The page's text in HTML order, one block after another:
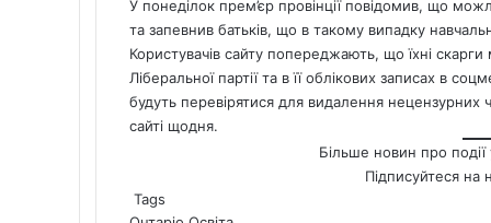
У понеділок прем’єр провінції повідомив, що
та запевнив батьків, що в такому випадку
Користувачів сайту попереджають, що їхні
Ліберальної партії та в її облікових записах в
будуть перевірятися для видалення нецензурних
сайті щодня.
Більше новин про події
Підписуйтеся на
Tags